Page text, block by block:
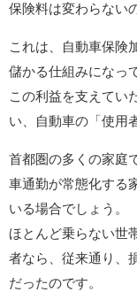
保険料は変わらない
これは、自動車保険
儲かる仕組みになっ
この利益を支えてい
い、自動車の「使用
首都圏の多くの家庭
車通勤が常態化する
いる場合でしょう。
ほとんど乗らない世
者なら、従来通り、
だったのです。